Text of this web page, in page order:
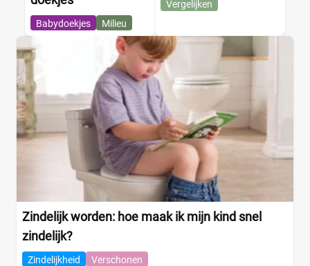
Babydoekjes Milieu
Vergelijken
Zindelijk worden: hoe maak ik mijn kind snel
zindelijk?
Zindelijkheid Verschonen